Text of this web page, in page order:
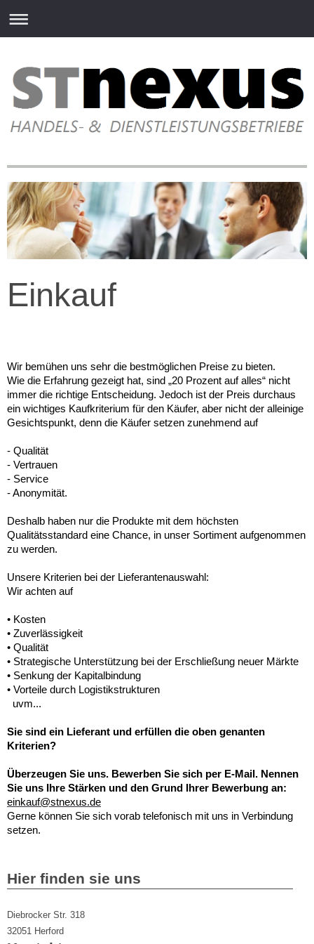
Einkauf
Wir bemühen uns sehr die bestmöglichen Preise zu bieten.
Wie die Erfahrung gezeigt hat, sind „20 Prozent auf alles“ nicht
immer die richtige Entscheidung. Jedoch ist der Preis durchaus
ein wichtiges Kaufkriterium für den Käufer, aber nicht der alleinige
Gesichtspunkt, denn die Käufer setzen zunehmend auf
- Qualität
- Vertrauen
- Service
- Anonymität.
Deshalb haben nur die Produkte mit dem höchsten
Qualitätsstandard eine Chance, in unser Sortiment aufgenommen
zu werden.
Unsere Kriterien bei der Lieferantenauswahl:
Wir achten auf
• Kosten
• Zuverlässigkeit
• Qualität
• Strategische Unterstützung bei der Erschließung neuer Märkte
• Senkung der Kapitalbindung
• Vorteile durch Logistikstrukturen
uvm...
Sie sind ein Lieferant und erfüllen die oben genanten
Kriterien?
Überzeugen Sie uns. Bewerben Sie sich per E-Mail. Nennen
Sie uns Ihre Stärken und den Grund Ihrer Bewerbung an:
einkauf@stnexus.de
Gerne können Sie sich vorab telefonisch mit uns in Verbindung
setzen.
Hier finden sie uns
Diebrocker Str. 318
32051 Herford